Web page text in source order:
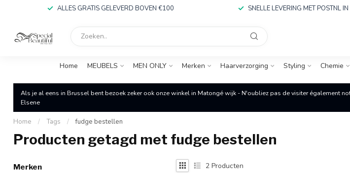
ALLES GRATIS GELEVERD BOVEN €100 SNELLE LEVERING MET POSTNL
Home MEUBELS MEN ONLY Merken Haarverzorging Styling Chemie
Als je al eens in Brussel bent bezoek zeker ook onze winkel in Matongé wijk - N'oubliez pas de visiter également
Elsene
Home / Tags / fudge bestellen
Producten getagd met fudge bestellen
Merken 2 Producten